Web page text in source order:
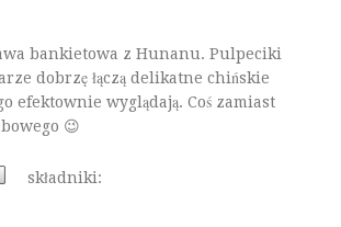
bankietowa z Hunanu. Pulpeciki
dobrzę łączą delikatne chińskie
efektownie wyglądają. Coś zamiast
😉
składniki: